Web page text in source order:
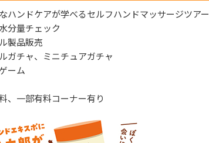
ハンドケアが学べるセルフハンドマッサージツアー
分量チェック
製品販売
ガチャ、ミニチュアガチャ
ーム
、一部有料コーナー有り